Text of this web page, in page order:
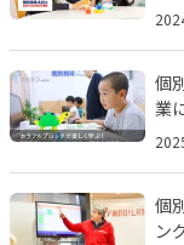
個
業
個
ン